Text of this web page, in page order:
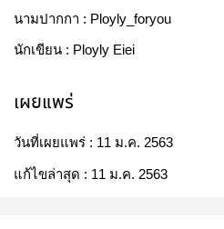
นามปากกา : Ployly_foryou
นักเขียน : Ployly Eiei
เผยแพร่
วันที่เผยแพร่ : 11 ม.ค. 2563
แก้ไขล่าสุด : 11 ม.ค. 2563